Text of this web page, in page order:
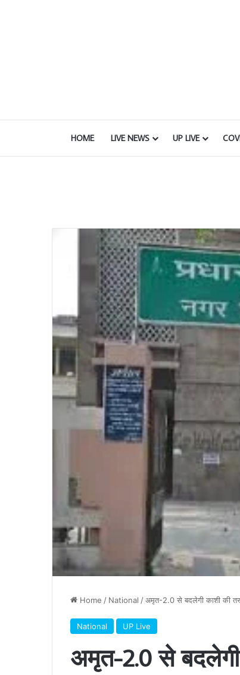
HOME LIVE NEWS UP LIVE
Home / National /अमृत-2.0 से बदलेगी काशी की
National UP Live
अमृत-2.0 से बदलेगी